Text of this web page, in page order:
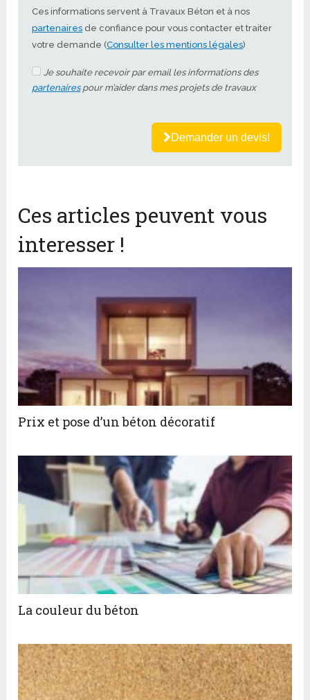
Ces informations servent à Travaux Béton et à nos
partenaires de confiance pour vous contacter et traiter
votre demande (Consulter les mentions légales)
Je souhaite recevoir par email les informations des
partenairespour m’aider dans mes projets de travaux
Demander un devis!
Ces articles peuvent vous
interesser !
Prix et pose d’un béton décoratif
La couleur du béton